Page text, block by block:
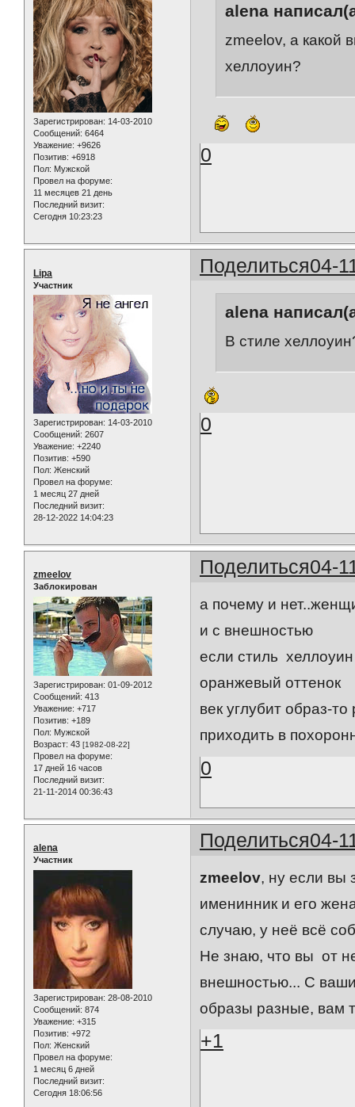
Зарегистрирован: 14-03-2010
Сообщений: 6464
Уважение: +9626
Позитив: +6918
Пол: Мужской
Провел на форуме:
11 месяцев 21 день
Последний визит:
Сегодня 10:23:23
alena
zmeelov, а какой
хеллоуин?
0
Поделиться04-
Lipa
Участник
Зарегистрирован: 14-03-2010
Сообщений: 2607
Уважение: +2240
Позитив: +590
Пол: Женский
Провел на форуме:
1 месяц 27 дней
Последний визит:
28-12-2022 14:04:23
alena
В стиле
0
Поделиться04-
zmeelov
Заблокирован
Зарегистрирован: 01-09-2012
Сообщений: 413
Уважение: +717
Позитив: +189
Пол: Мужской
Возраст: 43 [1982-08-22]
Провел на форуме:
17 дней 16 часов
Последний визит:
21-11-2014 00:36:43
а почему и
и с внешностью
если стиль
оранжевый оттенок
век углубит образ-
приходить в
0
Поделиться04-
alena
Участник
Зарегистрирован: 28-08-2010
Сообщений: 874
Уважение: +315
Позитив: +972
Пол: Женский
Провел на форуме:
1 месяц 6 дней
Последний визит:
Сегодня 18:06:56
zmeelov, ну если вы
именинник и его
случаю, у неё всё
Не знаю, что вы от
внешностью... С
образы разные, вам
+1